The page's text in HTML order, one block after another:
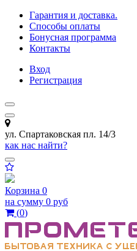
Гарантия и доставка.
Способы оплаты
Бонусная программа
Контакты
Вход
Регистрация
ул. Спартаковская пл. 14/3
как нас найти?
Корзина 0
на сумму 0 руб
(0)